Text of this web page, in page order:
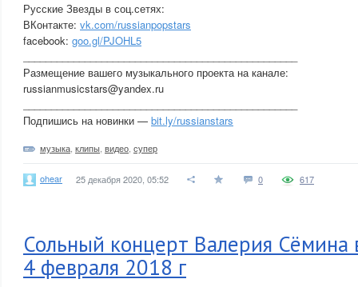
Русские Звезды в соц.сетях:
ВКонтакте: vk.com/russianpopstars
facebook: goo.gl/PJOHL5
Размещение вашего музыкального проекта на канале:
russianmusicstars@yandex.ru
Подпишись на новинки — bit.ly/russianstars
музыка клипы видео супер
ohear 25 декабря 2020, 05:52 0 617
Сольный концерт Валерия Сёмина
4 февраля 2018 г